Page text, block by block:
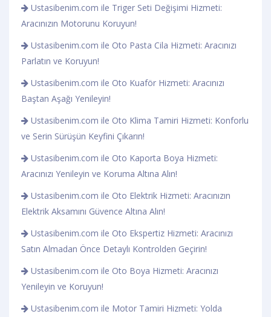
Ustasibenim.com ile Triger Seti Değişimi Hizmeti:
Aracınızın Motorunu Koruyun!
Ustasibenim.com ile Oto Pasta Cila Hizmeti: Aracınızı
Parlatın ve Koruyun!
Ustasibenim.com ile Oto Kuaför Hizmeti: Aracınızı
Baştan Aşağı Yenileyin!
Ustasibenim.com ile Oto Klima Tamiri Hizmeti: Konforlu
ve Serin Sürüşün Keyfini Çıkarın!
Ustasibenim.com ile Oto Kaporta Boya Hizmeti:
Aracınızı Yenileyin ve Koruma Altına Alın!
Ustasibenim.com ile Oto Elektrik Hizmeti: Aracınızın
Elektrik Aksamını Güvence Altına Alın!
Ustasibenim.com ile Oto Ekspertiz Hizmeti: Aracınızı
Satın Almadan Önce Detaylı Kontrolden Geçirin!
Ustasibenim.com ile Oto Boya Hizmeti: Aracınızı
Yenileyin ve Koruyun!
Ustasibenim.com ile Motor Tamiri Hizmeti: Yolda